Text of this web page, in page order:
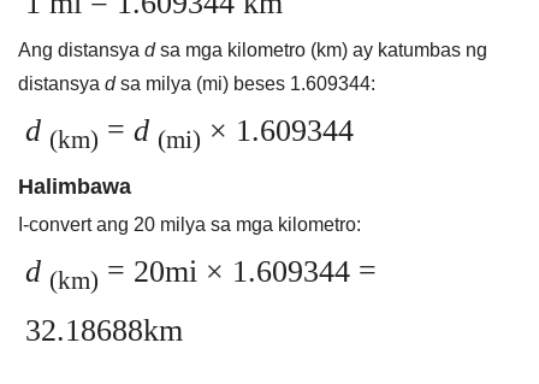
Ang distansya dsa mga kilometro (km) ay katumbas ng
distansya dsa milya (mi) beses 1.609344:
d (km) = d (mi) × 1.609344
Halimbawa
I-convert ang 20 milya sa mga kilometro:
d (km) = 20mi × 1.609344 =
32.18688km